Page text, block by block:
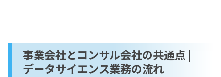
事業会社とコンサル会社の共通点 |
データサイエンス業務の流れ